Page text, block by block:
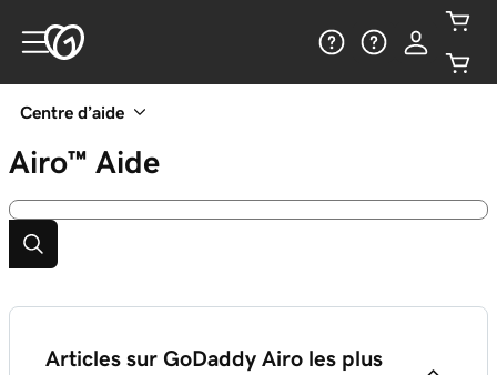
Centre d’aide
Airo™ Aide
Articles sur GoDaddy Airo les plus